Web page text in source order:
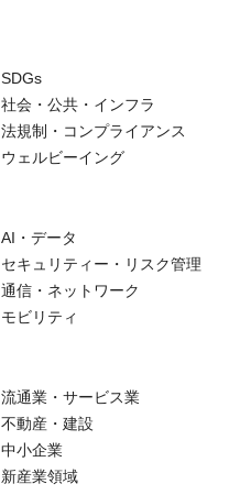
SDGs
社会・公共・インフラ
法規制・コンプライアンス
ウェルビーイング
AI・データ
セキュリティー・リスク管理
通信・ネットワーク
モビリティ
流通業・サービス業
不動産・建設
中小企業
新産業領域